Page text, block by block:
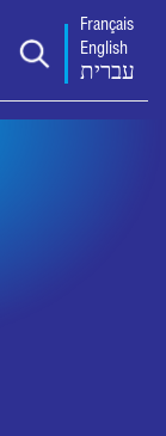
Français
English
עברית